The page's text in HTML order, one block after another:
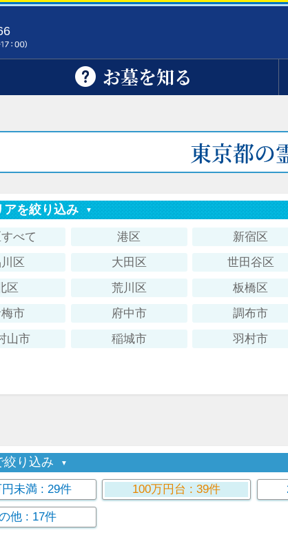
お墓を知る
東京都の
アを絞り込み
べて 港区
新宿区
区
大田区
世田谷区
区
荒川区
板橋区
市
府中市
調布市
山市
稲城市 羽村市
絞り込み
円未満 : 29件 100万円台 : 39件
他 : 17件